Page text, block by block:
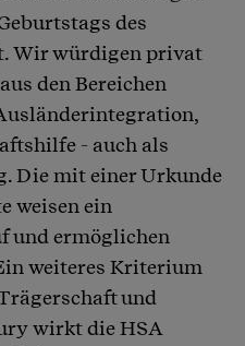
des
Wir würdigen privat
den Bereichen
- auch als
Die mit einer Urkunde
weisen ein
und ermöglichen
weiteres Kriterium
und
wirkt die HSA